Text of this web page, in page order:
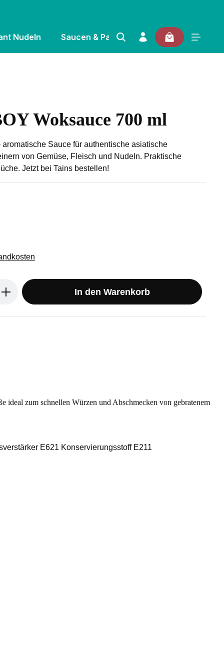
Nudeln Saucen & Pasten Gewürze & Kräuter
0 von 5 Sternen
Woksauce 700 ml
Sauce für authentische asiatische
von Gemüse, Fleisch und Nudeln. Praktische
Jetzt bei Tains bestellen!
den gewünschten Wert ein oder
In den Warenkorb
ideal zum schnellen Würzen und Abschmecken von gebratenem
E621 Konservierungsstoff E211